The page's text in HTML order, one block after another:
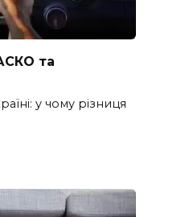
та
у чому різниця